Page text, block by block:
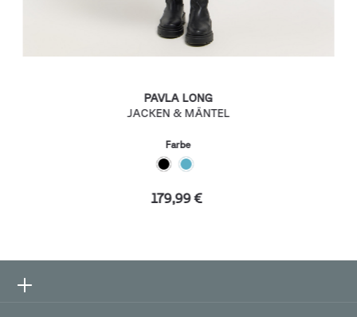
PAVLA LONG
JACKEN & MÄNTEL
Farbe
179,99 €